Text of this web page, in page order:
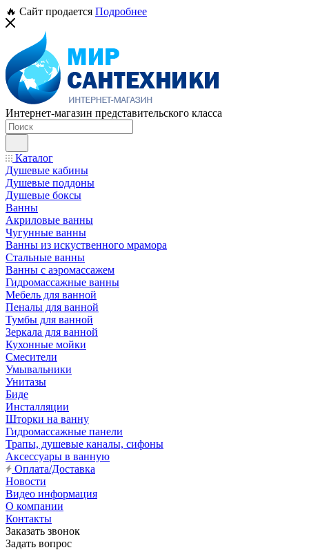
🔥 Сайт продается Подробнее
Интернет-магазин представительского класса
Каталог
Душевые кабины
Душевые поддоны
Душевые боксы
Ванны
Акриловые ванны
Чугунные ванны
Ванны из искуственного мрамора
Стальные ванны
Ванны с аэромассажем
Гидромассажные ванны
Мебель для ванной
Пеналы для ванной
Тумбы для ванной
Зеркала для ванной
Кухонные мойки
Смесители
Умывальники
Унитазы
Биде
Инсталляции
Шторки на ванну
Гидромассажные панели
Трапы, душевые каналы, сифоны
Аксессуары в ванную
Оплата/Доставка
Новости
Видео информация
О компании
Контакты
Заказать звонок
Задать вопрос